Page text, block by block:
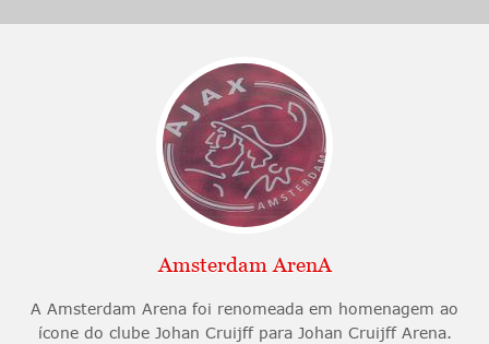
Amsterdam ArenA
A Amsterdam Arena foi renomeada em homenagem ao
ícone do clube Johan Cruijff para Johan Cruijff Arena.